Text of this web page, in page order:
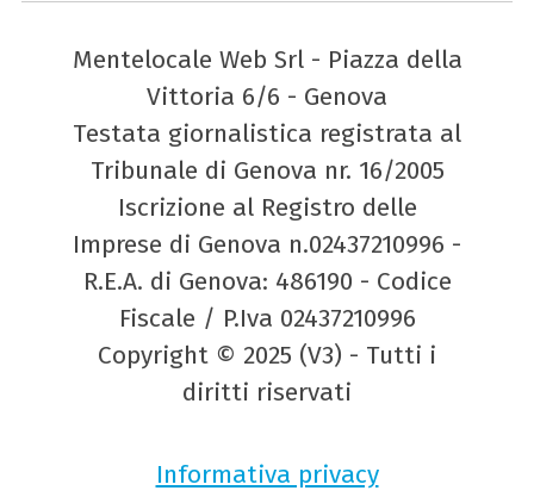
Mentelocale Web Srl - Piazza della
Vittoria 6/6 - Genova
Testata giornalistica registrata al
Tribunale di Genova nr. 16/2005
Iscrizione al Registro delle
Imprese di Genova n.02437210996 -
R.E.A. di Genova: 486190 - Codice
Fiscale / P.Iva 02437210996
Copyright © 2025 (V3) - Tutti i
diritti riservati
Informativa privacy